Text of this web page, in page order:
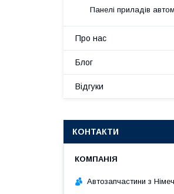
Панелі приладів
Про нас
Блог
Відгуки
КОНТАКТИ
Автозапчастини з